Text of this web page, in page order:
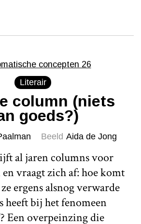
Literair
column (niets
goeds?)
Beeld Aida de Jong
al jaren columns voor
vraagt zich af: hoe komt
ergens alsnog verwarde
heeft bij het fenomeen
Een overpeinzing die